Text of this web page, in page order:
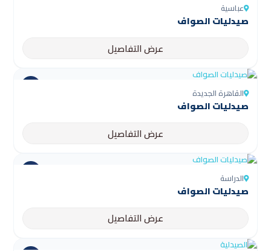
عباسية
صيدليات الصواف
عرض التفاصيل
القاهرة الجديدة
صيدليات الصواف
عرض التفاصيل
الدراسة
صيدليات الصواف
عرض التفاصيل